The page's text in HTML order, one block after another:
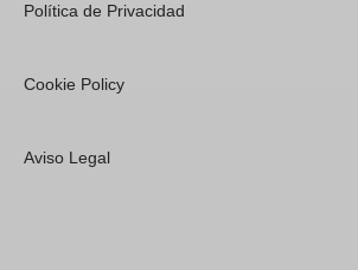
Política de Privacidad
Cookie Policy
Aviso Legal